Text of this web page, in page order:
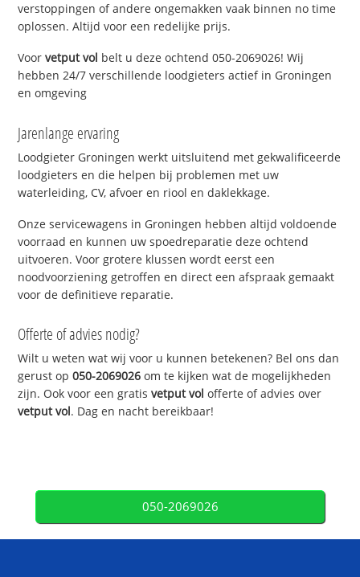
verstoppingen of andere ongemakken vaak binnen no time
oplossen. Altijd voor een redelijke prijs.
Voorvetput vol belt u deze ochtend 050-2069026! Wij
hebben 24/7 verschillende loodgieters actief in Groningen
en omgeving
Jarenlange ervaring
Loodgieter Groningen werkt uitsluitend met gekwalificeerde
loodgieters en die helpen bij problemen met uw
waterleiding, CV, afvoer en riool en daklekkage.
Onze servicewagens in Groningen hebben altijd voldoende
voorraad en kunnen uw spoedreparatie deze ochtend
uitvoeren. Voor grotere klussen wordt eerst een
noodvoorziening getroffen en direct een afspraak gemaakt
voor de definitieve reparatie.
Offerte of advies nodig?
Wilt u weten wat wij voor u kunnen betekenen? Bel ons dan
gerust op050-2069026 om te kijken wat de mogelijkheden
zijn. Ook voor een gratisvetput vol offerte of advies over
vetput vol. Dag en nacht bereikbaar!
050-2069026